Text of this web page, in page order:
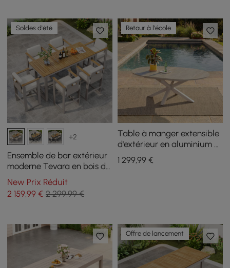
Soldes d'été
+2
Ensemble de bar extérieur
moderne Tevara en bois de
teck, cadre couleur sable
et coussin blanc chaud
New Prix Réduit
2 159,99 € 2 299,99 €
Retour à l'école
Table à manger extensible
d'extérieur en aluminium et
pierre frittée couleur sable
1 299,99€
Offre de lancement